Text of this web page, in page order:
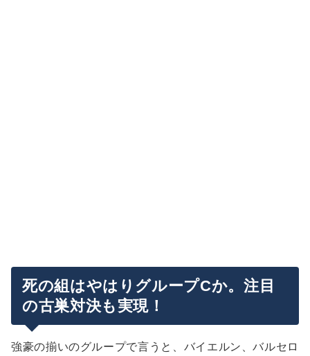
死の組はやはりグループCか。注目
の古巣対決も実現！
強豪の揃いのグループで言うと、バイエルン、バルセロ